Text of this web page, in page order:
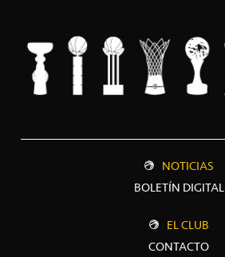
NOTICIAS
BOLETÍN DIGITAL
EL CLUB
CONTACTO